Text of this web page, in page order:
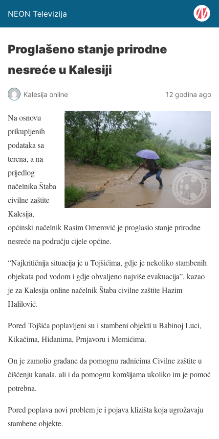
NEON Televizija
Proglašeno stanje prirodne
nesreće u Kalesiji
Kalesija online 12 godina ago
Na osnovu
prikupljenih
podataka sa
terena, a na
prijedlog
načelnika Štaba
civilne zaštite
Kalesija,
općinski načelnik Rasim Omerović je proglasio stanje prirodne
nesreće na području cijele općine.
“Najkritičnija situacija je u Tojšićima, gdje je nekoliko stambenih
objekata pod vodom i gdje obvaljeno najviše evakuacija”, kazao
je za Kalesija online načelnik Štaba civilne zaštite Hazim
Halilović.
Pored Tojšića poplavljeni su i stambeni objekti u Babinoj Luci,
Kikačima, Hidanima, Prnjavoru i Memićima.
On je zamolio građane da pomognu radnicima Civilne zaštite u
čišćenju kanala, ali i da pomognu komšijama ukoliko im je pomoć
potrebna.
Pored poplava novi problem je i pojava klizišta koja ugrožavaju
stambene objekte.